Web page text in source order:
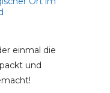
einmal die
und